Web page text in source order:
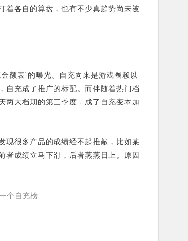
着各自的算盘，也有不少真趋势尚未被
额表”的曝光。自充向来是游戏圈赖以
自充成了推广的标配。而伴随着热门档
两大档期的第三季度，成了自充变本加
现很多产品的成绩经不起推敲，比如某
者成绩立马下滑，后者蒸蒸日上。原因
个自充榜